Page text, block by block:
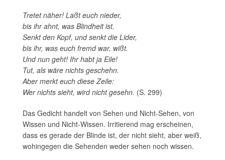
Tretet näher! Laßt euch nieder,
bis ihr ahnt, was Blindheit ist.
Senkt den Kopf, und senkt die Lider,
bis ihr, was euch fremd war, wißt.
Und nun geht! Ihr habt ja Eile!
Tut, als wäre nichts geschehn.
Aber merkt euch diese Zeile:
Wer nichts sieht, wird nicht gesehn. (S. 299)
Das Gedicht handelt von Sehen und Nicht-Sehen, von
Wissen und Nicht-Wissen. Irritierend mag erscheinen,
dass es gerade der Blinde ist, der nicht sieht, aber weiß,
wohingegen die Sehenden weder sehen noch wissen.